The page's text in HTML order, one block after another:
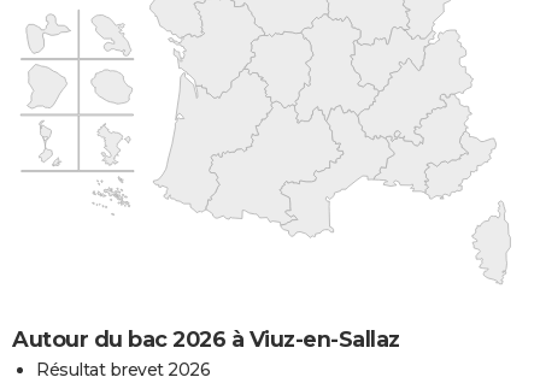
Autour du bac 2026 à Viuz-en-Sallaz
Résultat brevet 2026